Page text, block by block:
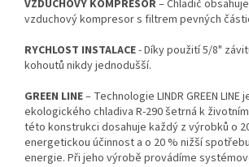
VZDUCHOVÝ KOMPRESOR– Chladič
vzduchový kompresor s filtrem pevných
RYCHLOST INSTALACE- Díky použití 5/8"
kohoutů nikdy jednodušší.
GREEN LINE– Technologie LINDR GREEN
ekologického chladiva R-290 šetrná k
této konstrukci dosahuje každý z výrobků o
energetickou účinnost a o 20 % nižší
energie. Při jeho výrobě provádíme